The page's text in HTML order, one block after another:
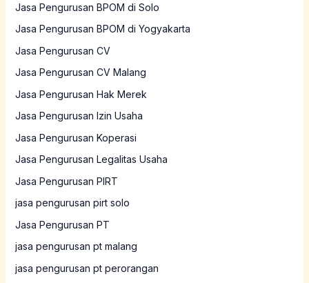
Jasa Pengurusan BPOM di Solo
Jasa Pengurusan BPOM di Yogyakarta
Jasa Pengurusan CV
Jasa Pengurusan CV Malang
Jasa Pengurusan Hak Merek
Jasa Pengurusan Izin Usaha
Jasa Pengurusan Koperasi
Jasa Pengurusan Legalitas Usaha
Jasa Pengurusan PIRT
jasa pengurusan pirt solo
Jasa Pengurusan PT
jasa pengurusan pt malang
jasa pengurusan pt perorangan